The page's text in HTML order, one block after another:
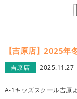
【吉原店】2025年
吉原店 2025.11.27
A-1キッズスクール吉原